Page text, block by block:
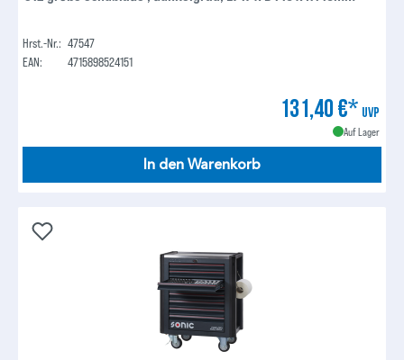
Hrst.-Nr.: 47547
EAN:
4715898524151
131,40 €* UVP
Auf Lager
In den Warenkorb